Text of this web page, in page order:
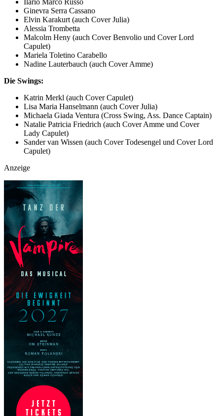
Ilario Marco Russo
Ginevra Serra Cassano
Elvin Karakurt (auch Cover Julia)
Alessia Trombetta
Malcolm Heny (auch Cover Benvolio und Cover Lord
Capulet)
Mariela Toletino Carabello
Nadine Lauterbauch (auch Cover Amme)
Die Swings:
Katrin Merkl (auch Cover Capulet)
Lisa Maria Hanselmann (auch Cover Julia)
Michaela Giada Ventura (Cross Swing, Ass. Dance Captain)
Natalie Patricia Friedrich (auch Cover Amme und Cover
Lady Capulet)
Sander van Wissen (auch Cover Todesengel und Cover Lord
Capulet)
Anzeige